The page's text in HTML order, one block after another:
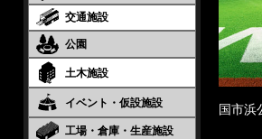
交通施設
公園
土木施設
イベント・仮設施設
工場・倉庫・生産施設
国市浜